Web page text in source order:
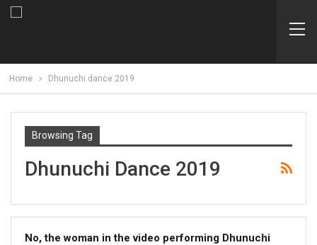
Home Dhunuchi dance 2019
Browsing Tag
Dhunuchi Dance 2019
No, the woman in the video performing Dhunuchi